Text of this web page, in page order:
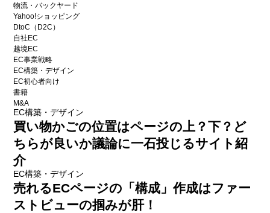
物流・バックヤード
Yahoo!ショッピング
DtoC（D2C）
自社EC
越境EC
EC事業戦略
EC構築・デザイン
EC初心者向け
書籍
M&A
EC構築・デザイン
買い物かごの位置はページの上？下？ど
ちらが良いか議論に一石投じるサイト紹
介
EC構築・デザイン
売れるECページの「構成」作成はファー
ストビューの掴みが肝！